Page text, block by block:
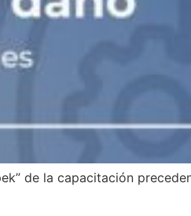
de la capacitación